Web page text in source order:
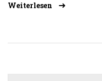
Einblicke in seine
Weiterlesen